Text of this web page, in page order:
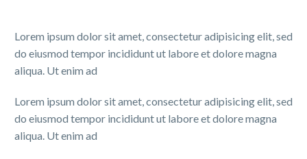
Pellentesque quis accumsan nisl
Maecenas vitae vehicula dolor, eu vehicula justo.
Pellentesque quis accumsan nisl, eu scelerisque dui.
Nullam nec mollis sapien. Ut pharetra, orci hendrerit,
risus sem.
Lorem ipsum dolor sit amet, consectetur adipisicing elit, sed
do eiusmod tempor incididunt ut labore et dolore magna
aliqua. Ut enim ad
Lorem ipsum dolor sit amet, consectetur adipisicing elit, sed
do eiusmod tempor incididunt ut labore et dolore magna
aliqua. Ut enim ad